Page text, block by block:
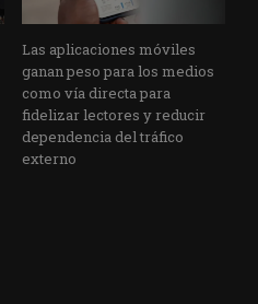
Las aplicaciones móviles
ganan peso para los medios
como vía directa para
fidelizar lectores y reducir
dependencia del tráfico
externo